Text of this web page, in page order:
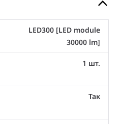
LED300 [LED module
30000 lm]
1 шт.
Так